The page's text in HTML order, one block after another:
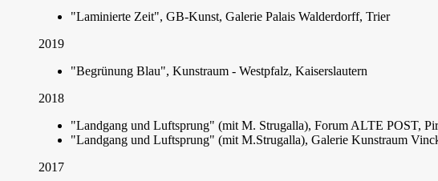
"Laminierte Zeit", GB-Kunst, Galerie Palais Walderdorff, Trier
2019
"Begrünung Blau", Kunstraum - Westpfalz, Kaiserslautern
2018
"Landgang und Luftsprung" (mit M. Strugalla), Forum ALTE POST,
"Landgang und Luftsprung" (mit M.Strugalla), Galerie Kunstraum
2017